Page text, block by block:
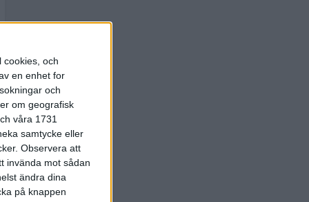
cookies, och
en enhet for
och
om geografisk
våra 1731
samtycke eller
Observera att
invända mot sådan
ändra dina
på knappen